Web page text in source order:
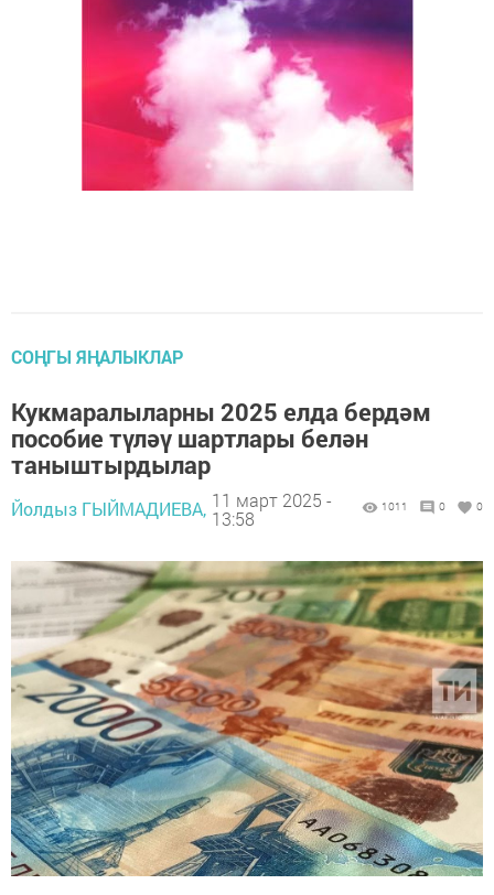
СОҢГЫ ЯҢАЛЫКЛАР
Кукмаралыларны 2025 елда бердәм
пособие түләү шартлары белән
таныштырдылар
Йолдыз ГЫЙМАДИЕВА, 11 март 2025 -
13:58
1011 0 0